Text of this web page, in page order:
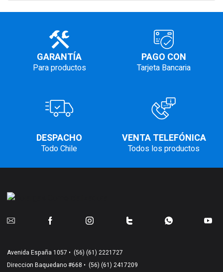
GARANTÍA
Para productos
PAGO CON
Tarjeta Bancaria
DESPACHO
Todo Chile
VENTA TELEFÓNICA
Todos los productos
Avenida España 1057 • (56) (61) 2221727
Direccion Baquedano #668 • (56) (61) 2417209